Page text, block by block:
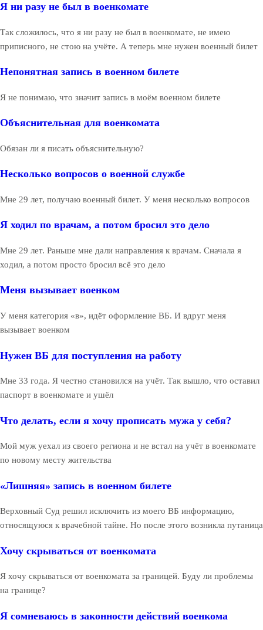
Я ни разу не был в военкомате
Так сложилось, что я ни разу не был в военкомате, не имею
приписного, не стою на учёте. А теперь мне нужен военный билет
Непонятная запись в военном билете
Я не понимаю, что значит запись в моём военном билете
Объяснительная для военкомата
Обязан ли я писать объяснительную?
Несколько вопросов о военной службе
Мне 29 лет, получаю военный билет. У меня несколько вопросов
Я ходил по врачам, а потом бросил это дело
Мне 29 лет. Раньше мне дали направления к врачам. Сначала я
ходил, а потом просто бросил всё это дело
Меня вызывает военком
У меня категория «в», идёт оформление ВБ. И вдруг меня
вызывает военком
Нужен ВБ для поступления на работу
Мне 33 года. Я честно становился на учёт. Так вышло, что оставил
паспорт в военкомате и ушёл
Что делать, если я хочу прописать мужа у себя?
Мой муж уехал из своего региона и не встал на учёт в военкомате
по новому месту жительства
«Лишняя» запись в военном билете
Верховный Суд решил исключить из моего ВБ информацию,
относящуюся к врачебной тайне. Но после этого возникла путаница
Хочу скрываться от военкомата
Я хочу скрываться от военкомата за границей. Буду ли проблемы
на границе?
Я сомневаюсь в законности действий военкома